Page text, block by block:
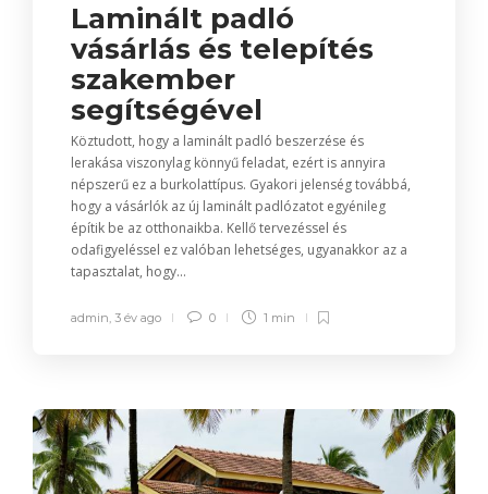
Laminált padló
vásárlás és telepítés
szakember
segítségével
Köztudott, hogy a laminált padló beszerzése és
lerakása viszonylag könnyű feladat, ezért is annyira
népszerű ez a burkolattípus. Gyakori jelenség továbbá,
hogy a vásárlók az új laminált padlózatot egyénileg
építik be az otthonaikba. Kellő tervezéssel és
odafigyeléssel ez valóban lehetséges, ugyanakkor az a
tapasztalat, hogy...
admin, 3 év ago 0 1 min